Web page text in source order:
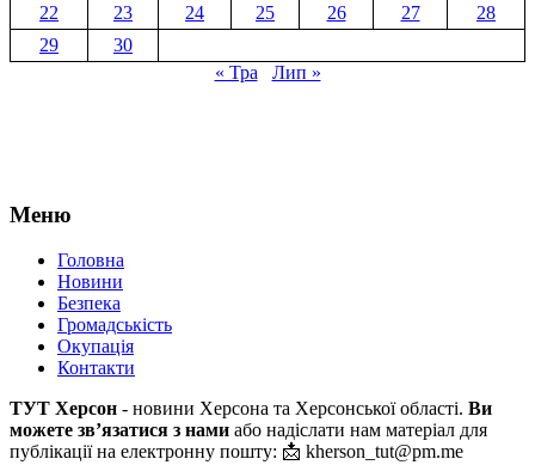
22
23 24 25 26 27
28
29
30
« Тра
Лип »
Меню
Головна
Новини
Безпека
Громадськість
Окупація
Контакти
ТУТ Херсон - новини Херсона та Херсонської області. Ви
можете зв’язатися з нами або надіслати нам матеріал для
публікації на електронну пошту: 📩 kherson_tut@pm.me